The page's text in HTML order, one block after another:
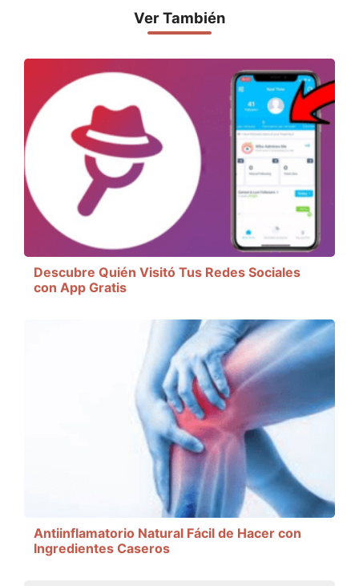
Ver También
Descubre Quién Visitó Tus Redes Sociales
con App Gratis
Antiinflamatorio Natural Fácil de Hacer con
Ingredientes Caseros